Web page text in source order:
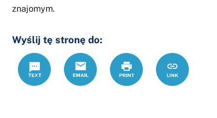
znajomym.
Wyślij tę stronę do:
Text
Email Drukuj
https://
pacjenta-
Link